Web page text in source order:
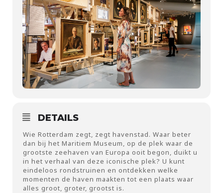
DETAILS
Wie Rotterdam zegt, zegt havenstad. Waar beter
dan bij het Maritiem Museum, op de plek waar de
grootste zeehaven van Europa ooit begon, duikt u
in het verhaal van deze iconische plek? U kunt
eindeloos rondstruinen en ontdekken welke
momenten de haven maakten tot een plaats waar
alles groot, groter, grootst is.